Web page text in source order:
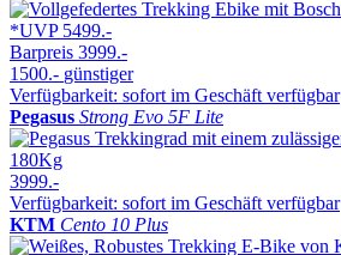
*UVP 5499.-
Barpreis 3999.-
1500.- günstiger
Verfügbarkeit: sofort im Geschäft verfügbar
Pegasus Strong Evo 5F Lite
3999.-
Verfügbarkeit: sofort im Geschäft verfügbar
KTM Cento 10 Plus